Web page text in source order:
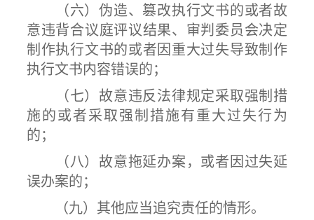
（六）伪造、篡改执行文书的或者故
意违背合议庭评议结果、审判委员会决定
制作执行文书的或者因重大过失导致制作
执行文书内容错误的；
（七）故意违反法律规定采取强制措
施的或者采取强制措施有重大过失行为
的；
（八）故意拖延办案，或者因过失延
误办案的；
（九）其他应当追究责任的情形。